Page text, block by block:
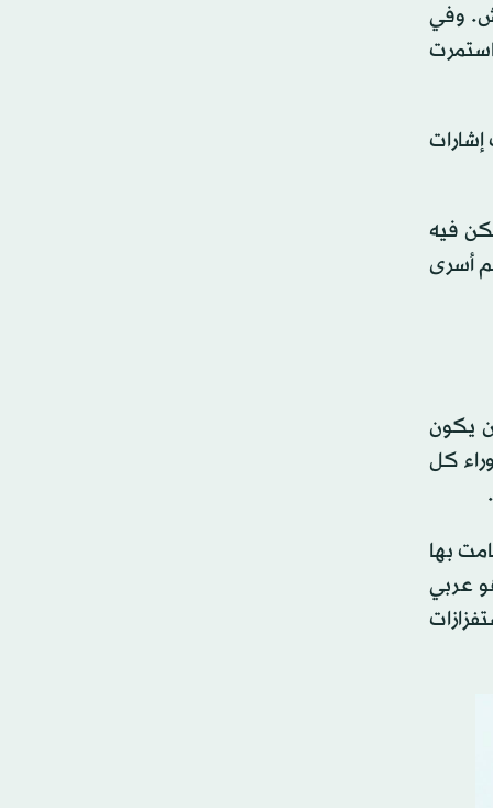
وفي
إشارات
فيه
أسرى
يكون
كل
بها
مقدم (وهو عربي
استفزازات